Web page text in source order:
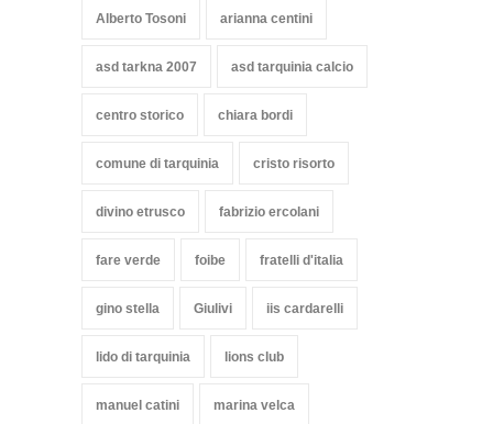
Alberto Tosoni arianna centini
asd tarkna 2007 asd tarquinia calcio
centro storico chiara bordi
comune di tarquinia cristo risorto
divino etrusco fabrizio ercolani
fare verde foibe fratelli d'italia
gino stella Giulivi iis cardarelli
lido di tarquinia lions club
manuel catini marina velca